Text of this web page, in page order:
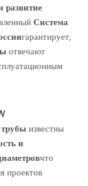
развитие
Система
гарантирует,
отвечают
известны
и
что
проектов